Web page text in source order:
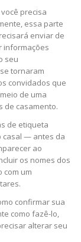
precisa
essa parte
enviar de
informações
seu
tornaram
convidados que
de uma
de casamento.
de etiqueta
casal — antes da
ao
os nomes dos
com um
confirmar sua
como fazê-lo,
alterar seu